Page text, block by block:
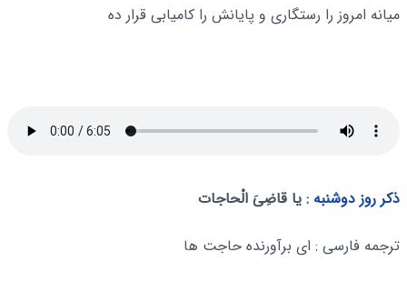
میانه امروز را رستگارى و پایانش را کامیابى قرار ده
ذکر روز دوشنبه : یا قاضِیَ الْحاجات
ترجمه فارسی : ای برآورنده حاجت ها